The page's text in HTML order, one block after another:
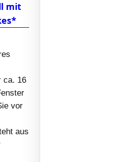
mit
ca. 16
vor
aus